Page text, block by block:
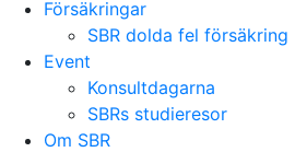
Försäkringar
SBR dolda fel försäkring
Event
Konsultdagarna
SBRs studieresor
Om SBR